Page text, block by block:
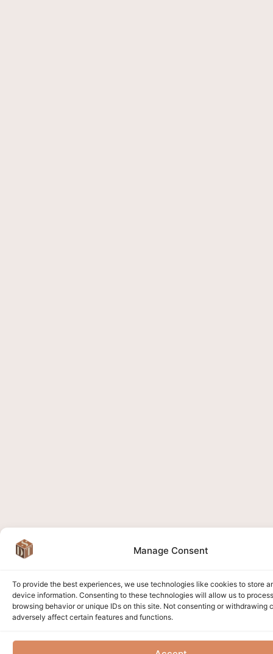
Manage Consent
To provide the best experiences, we use technologies like cookies to store
device information. Consenting to these technologies will allow us to
browsing behavior or unique IDs on this site. Not consenting or withdrawing
adversely affect certain features and functions.